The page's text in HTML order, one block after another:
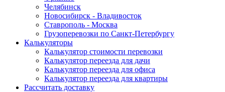
Челябинск
Новосибирск - Владивосток
Ставрополь - Москва
Грузоперевозки по Санкт-Петербургу
Калькуляторы
Калькулятор стоимости перевозки
Калькулятор переезда для дачи
Калькулятор переезда для офиса
Калькулятор переезда для квартиры
Рассчитать доставку